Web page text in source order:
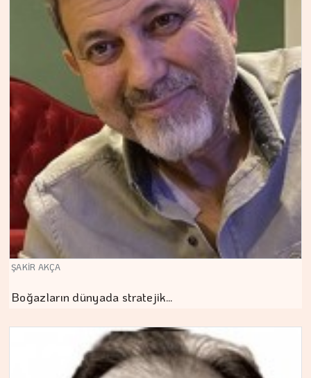
ŞAKİR AKÇA
Boğazların dünyada stratejik…